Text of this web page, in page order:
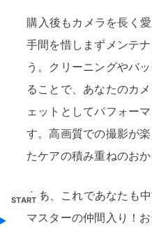
購入後もカメラを長く愛用するためには、少しの
手間を惜しまずメンテ
う。クリーニングやバ
ることで、あなたのカ
ェットとしてパフォー
す。高画質での撮影が
たケアの積み重ねのおか
さあ、これであなたも中古ミラーレス一眼カメラ
マスターの仲間入り！
START